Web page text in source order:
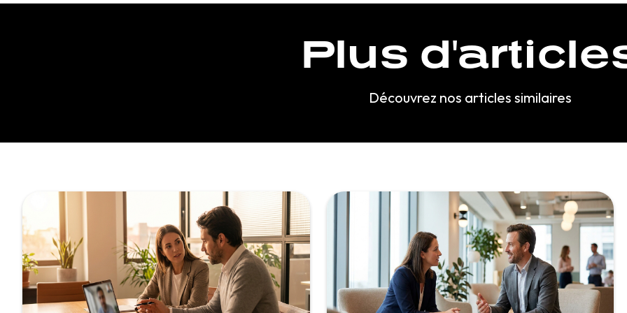
Plus
Découvrez nos articles similaires